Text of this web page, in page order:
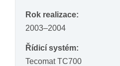
Rok realizace:
2003–2004
Řídicí systém:
Tecomat TC700